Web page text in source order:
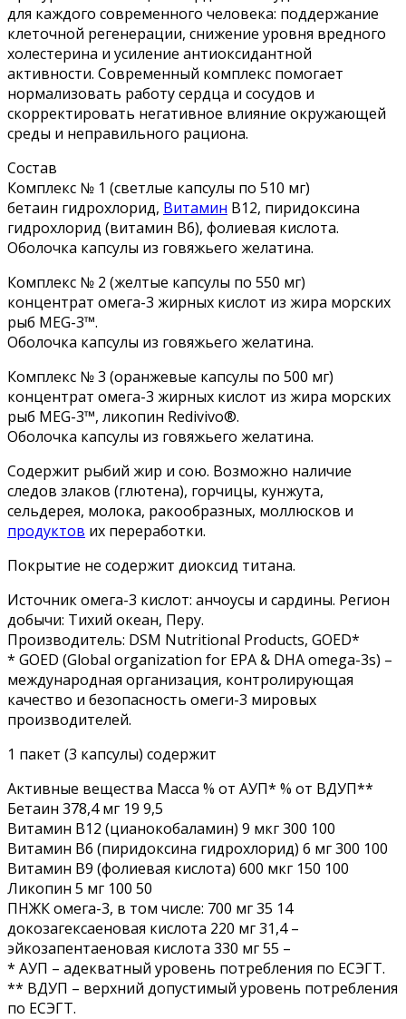
для каждого современного человека: поддержание
клеточной регенерации, снижение уровня вредного
холестерина и усиление антиоксидантной
активности. Современный комплекс помогает
нормализовать работу сердца и сосудов и
скорректировать негативное влияние окружающей
среды и неправильного рациона.
Состав
Комплекс № 1 (светлые капсулы по 510 мг)
бетаин гидрохлорид, Витамин В12, пиридоксина
гидрохлорид (витамин В6), фолиевая кислота.
Оболочка капсулы из говяжьего желатина.
Комплекс № 2 (желтые капсулы по 550 мг)
концентрат омега-3 жирных кислот из жира морских
рыб MEG-3™.
Оболочка капсулы из говяжьего желатина.
Комплекс № 3 (оранжевые капсулы по 500 мг)
концентрат омега-3 жирных кислот из жира морских
рыб MEG-3™, ликопин Redivivo®.
Оболочка капсулы из говяжьего желатина.
Содержит рыбий жир и сою. Возможно наличие
следов злаков (глютена), горчицы, кунжута,
сельдерея, молока, ракообразных, моллюсков и
продуктов их переработки.
Покрытие не содержит диоксид титана.
Источник омега-3 кислот: анчоусы и сардины. Регион
добычи: Тихий океан, Перу.
Производитель: DSM Nutritional Products, GOED*
* GOED (Global organization for EPA & DHA omega-3s) –
международная организация, контролирующая
качество и безопасность омеги-3 мировых
производителей.
1 пакет (3 капсулы) содержит
Активные вещества Масса % от АУП* % от ВДУП**
Бетаин 378,4 мг 19 9,5
Витамин В12 (цианокобаламин) 9 мкг 300 100
Витамин В6 (пиридоксина гидрохлорид) 6 мг 300 100
Витамин В9 (фолиевая кислота) 600 мкг 150 100
Ликопин 5 мг 100 50
ПНЖК омега-3, в том числе: 700 мг 35 14
докозагексаеновая кислота 220 мг 31,4 –
эйкозапентаеновая кислота 330 мг 55 –
* АУП – адекватный уровень потребления по ЕСЭГТ.
** ВДУП – верхний допустимый уровень потребления
по ЕСЭГТ.